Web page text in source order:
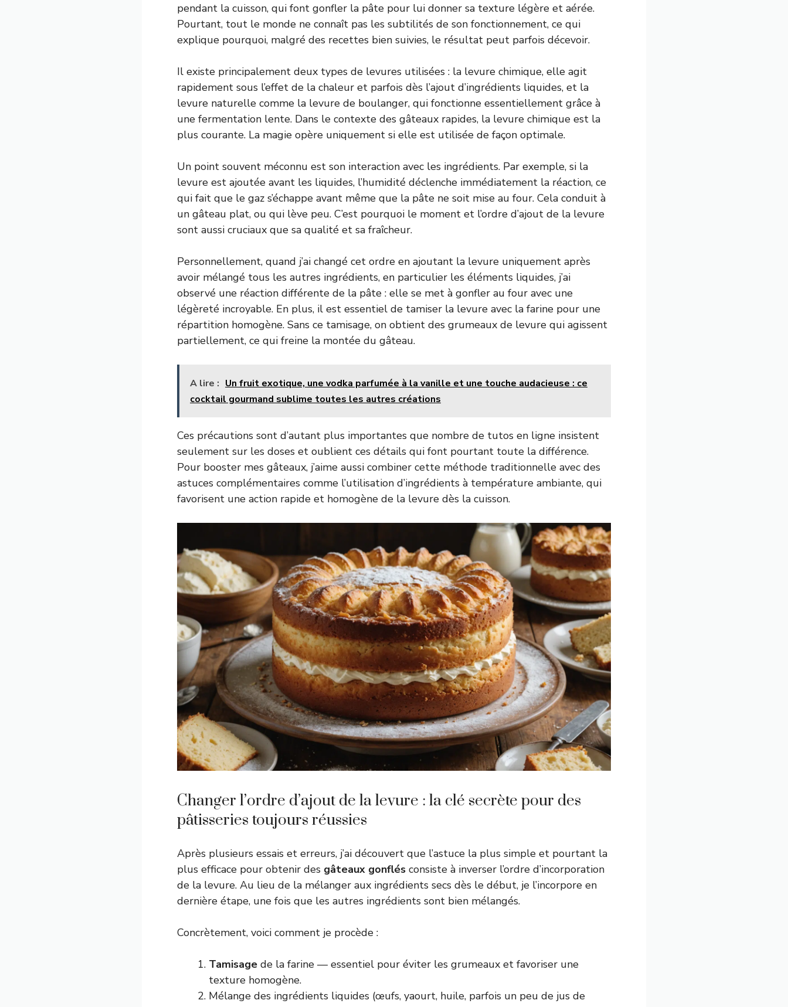
pendant la cuisson, qui font gonfler la pâte pour lui donner sa texture légère et aérée.
Pourtant, tout le monde ne connaît pas les subtilités de son fonctionnement, ce qui
explique pourquoi, malgré des recettes bien suivies, le résultat peut parfois décevoir.
Il existe principalement deux types de levures utilisées : la levure chimique, elle agit
rapidement sous l’effet de la chaleur et parfois dès l’ajout d’ingrédients liquides, et la
levure naturelle comme la levure de boulanger, qui fonctionne essentiellement grâce à
une fermentation lente. Dans le contexte des gâteaux rapides, la levure chimique est la
plus courante. La magie opère uniquement si elle est utilisée de façon optimale.
Un point souvent méconnu est son interaction avec les ingrédients. Par exemple, si la
levure est ajoutée avant les liquides, l’humidité déclenche immédiatement la réaction, ce
qui fait que le gaz s’échappe avant même que la pâte ne soit mise au four. Cela conduit à
un gâteau plat, ou qui lève peu. C’est pourquoi le moment et l’ordre d’ajout de la levure
sont aussi cruciaux que sa qualité et sa fraîcheur.
Personnellement, quand j’ai changé cet ordre en ajoutant la levure uniquement après
avoir mélangé tous les autres ingrédients, en particulier les éléments liquides, j’ai
observé une réaction différente de la pâte : elle se met à gonfler au four avec une
légèreté incroyable. En plus, il est essentiel de tamiser la levure avec la farine pour une
répartition homogène. Sans ce tamisage, on obtient des grumeaux de levure qui agissent
partiellement, ce qui freine la montée du gâteau.
A lire : Un fruit exotique, une vodka parfumée à la vanille et une touche audacieuse : ce
cocktail gourmand sublime toutes les autres créations
Ces précautions sont d’autant plus importantes que nombre de tutos en ligne insistent
seulement sur les doses et oublient ces détails qui font pourtant toute la différence.
Pour booster mes gâteaux, j’aime aussi combiner cette méthode traditionnelle avec des
astuces complémentaires comme l’utilisation d’ingrédients à température ambiante, qui
favorisent une action rapide et homogène de la levure dès la cuisson.
Changer l’ordre d’ajout de la levure : la clé secrète pour des
pâtisseries toujours réussies
Après plusieurs essais et erreurs, j’ai découvert que l’astuce la plus simple et pourtant la
plus efficace pour obtenir des gâteaux gonflés consiste à inverser l’ordre d’incorporation
de la levure. Au lieu de la mélanger aux ingrédients secs dès le début, je l’incorpore en
dernière étape, une fois que les autres ingrédients sont bien mélangés.
Concrètement, voici comment je procède :
Tamisage de la farine — essentiel pour éviter les grumeaux et favoriser une
texture homogène.
Mélange des ingrédients liquides (œufs, yaourt, huile, parfois un peu de jus de